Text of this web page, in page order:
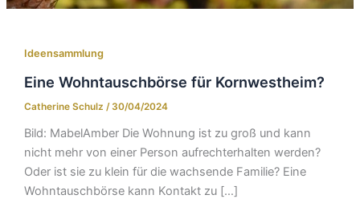
Ideensammlung
Eine Wohntauschbörse für Kornwestheim?
Catherine Schulz / 30/04/2024
Bild: MabelAmber Die Wohnung ist zu groß und kann
nicht mehr von einer Person aufrechterhalten werden?
Oder ist sie zu klein für die wachsende Familie? Eine
Wohntauschbörse kann Kontakt zu […]